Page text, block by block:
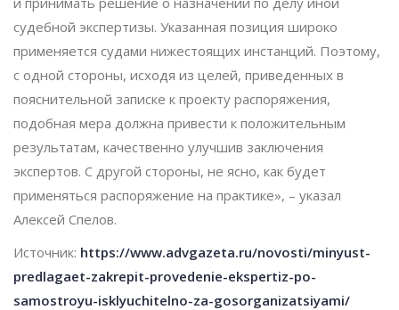
судебной экспертизы. Указанная позиция широко
применяется судами нижестоящих инстанций. Поэтому,
с одной стороны, исходя из целей, приведенных в
пояснительной записке к проекту распоряжения,
подобная мера должна привести к положительным
результатам, качественно улучшив заключения
экспертов. С другой стороны, не ясно, как будет
применяться распоряжение на практике», – указал
Алексей Спелов.
Источник: https://www.advgazeta.ru/novosti/minyust-
predlagaet-zakrepit-provedenie-ekspertiz-po-
samostroyu-isklyuchitelno-za-gosorganizatsiyami/